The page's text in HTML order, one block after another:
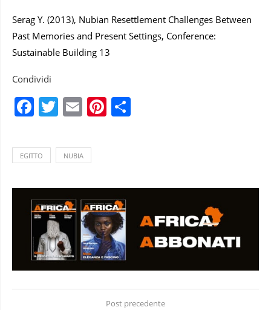
Serag Y. (2013), Nubian Resettlement Challenges Between
Past Memories and Present Settings, Conference:
Sustainable Building 13
Condividi
Facebook
Twitter
EmailPinterest
EGITTO NUBIA
Post precedente